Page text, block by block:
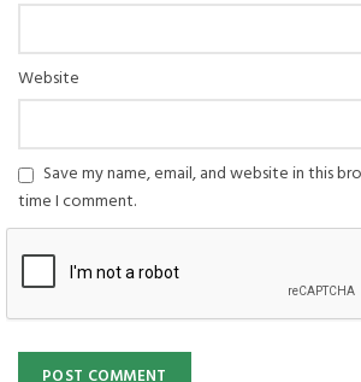
Website
Save my name, email, and website in this
time I comment.